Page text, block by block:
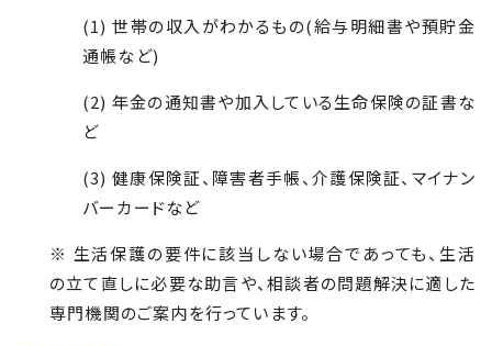
(1) 世帯の収入がわかるもの(給与明細書や預貯金
通帳など)
(2) 年金の通知書や加入している生命保険の証書な
ど
(3) 健康保険証、障害者手帳、介護保険証、マイナン
バーカードなど
※ 生活保護の要件に該当しない場合であっても、生活
の立て直しに必要な助言や、相談者の問題解決に適した
専門機関のご案内を行っています。